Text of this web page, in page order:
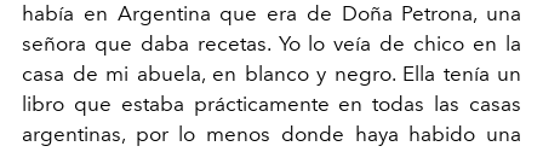
había en Argentina que era de Doña Petrona, una
señora que daba recetas. Yo lo veía de chico en la
casa de mi abuela, en blanco y negro. Ella tenía un
libro que estaba prácticamente en todas las casas
argentinas, por
lo menos donde haya habido una